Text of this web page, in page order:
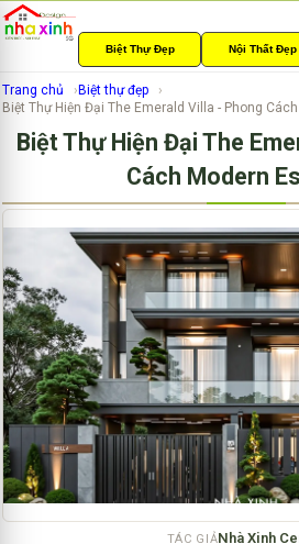
Biệt Thự Đẹp Nội Thất Đẹp
Trang chủ
Biệt thự đẹp
Biệt Thự Hiện Đại The Emerald Villa - Phong
Biệt Thự Hiện Đại The
Cách Modern
TÁC GIẢNhà Xinh